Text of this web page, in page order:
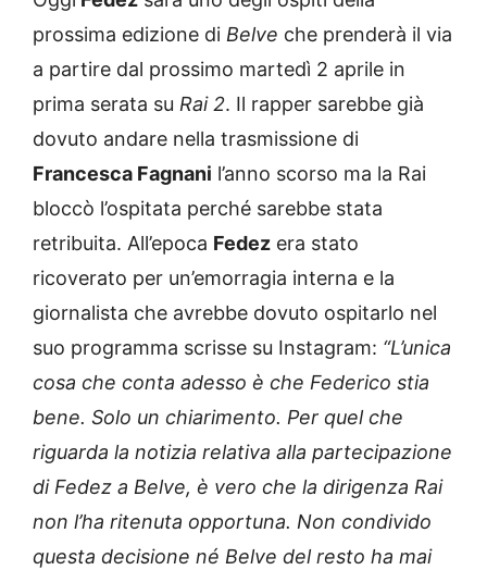
prossima edizione di Belve che prenderà il via
a partire dal prossimo martedì 2 aprile in
prima serata su Rai 2. Il rapper sarebbe già
dovuto andare nella trasmissione di
Francesca Fagnani l’anno scorso ma la Rai
bloccò l’ospitata perché sarebbe stata
retribuita. All’epoca Fedez era stato
ricoverato per un’emorragia interna e la
giornalista che avrebbe dovuto ospitarlo nel
suo programma scrisse su Instagram: “L’unica
cosa che conta adesso è che Federico stia
bene. Solo un chiarimento. Per quel che
riguarda la notizia relativa alla partecipazione
di Fedez a Belve, è vero che la dirigenza Rai
non l’ha ritenuta opportuna. Non condivido
questa decisione né Belve del resto ha mai